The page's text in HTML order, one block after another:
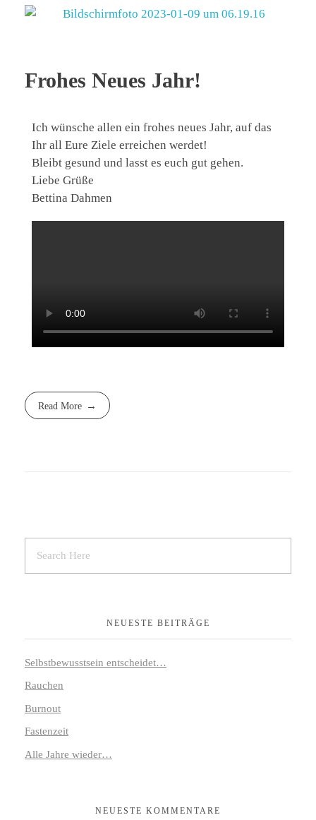
Frohes Neues Jahr!
Ich wünsche allen ein frohes neues Jahr, auf das
Ihr all Eure Ziele erreichen werdet!
Bleibt gesund und lasst es euch gut gehen.
Liebe Grüße
Bettina Dahmen
Read More
NEUESTE BEITRÄGE
Selbstbewusstsein entscheidet…
Rauchen
Burnout
Fastenzeit
Alle Jahre wieder…
NEUESTE KOMMENTARE